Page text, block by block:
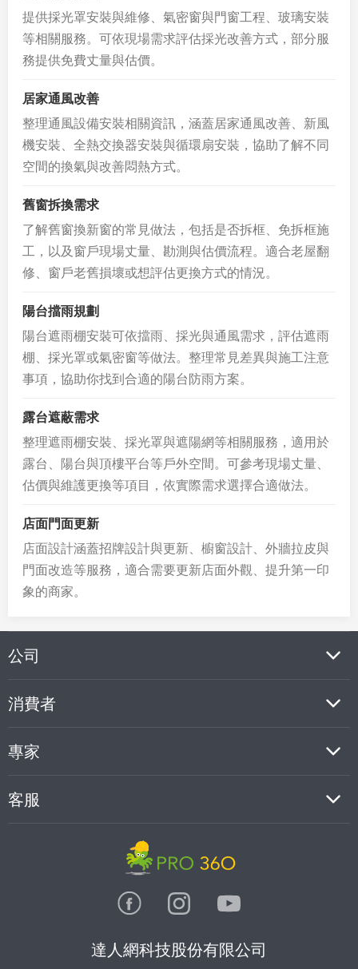
提供採光罩安裝與維修、氣密窗與門窗工程、玻璃安裝
等相關服務。可依現場需求評估採光改善方式，部分服
務提供免費丈量與估價。
居家通風改善
整理通風設備安裝相關資訊，涵蓋居家通風改善、新風
機安裝、全熱交換器安裝與循環扇安裝，協助了解不同
空間的換氣與改善悶熱方式。
舊窗拆換需求
了解舊窗換新窗的常見做法，包括是否拆框、免拆框施
工，以及窗戶現場丈量、勘測與估價流程。適合老屋翻
修、窗戶老舊損壞或想評估更換方式的情況。
陽台擋雨規劃
陽台遮雨棚安裝可依擋雨、採光與通風需求，評估遮雨
棚、採光罩或氣密窗等做法。整理常見差異與施工注意
事項，協助你找到合適的陽台防雨方案。
露台遮蔽需求
整理遮雨棚安裝、採光罩與遮陽網等相關服務，適用於
露台、陽台與頂樓平台等戶外空間。可參考現場丈量、
估價與維護更換等項目，依實際需求選擇合適做法。
店面門面更新
店面設計涵蓋招牌設計與更新、櫥窗設計、外牆拉皮與
門面改造等服務，適合需要更新店面外觀、提升第一印
象的商家。
公司
消費者
專家
客服
達人網科技股份有限公司